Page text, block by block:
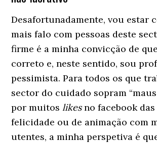
Desafortunadamente, vou estar
mais falo com pessoas deste
firme é a minha convicção de
correto e, neste sentido, sou
pessimista. Para todos os que
sector do cuidado sopram
por muitos likesno facebook das
felicidade ou de animação com
utentes, a minha perspetiva é